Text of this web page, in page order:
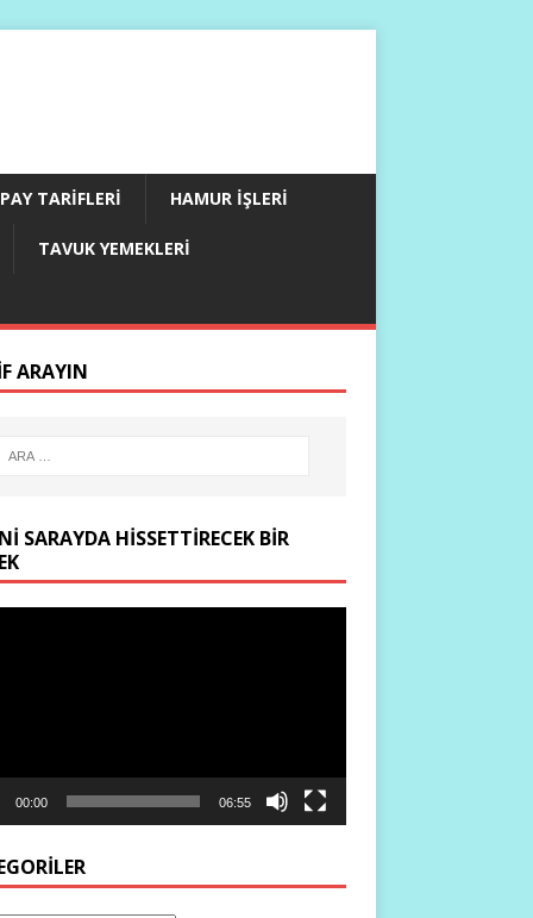
TARIFLERI HAMUR İŞLERI
TAVUK YEMEKLERI
ARAYIN
SARAYDA HISSETTIRECEK BIR
00:00 06:55